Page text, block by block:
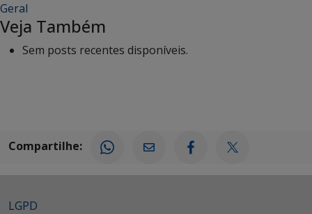
Geral
Veja Também
Sem posts recentes disponíveis.
Compartilhe:
LGPD